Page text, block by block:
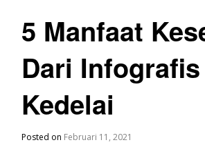
5 Manfaat
Dari Infografis
Kedelai
Posted on Februari 11, 2021